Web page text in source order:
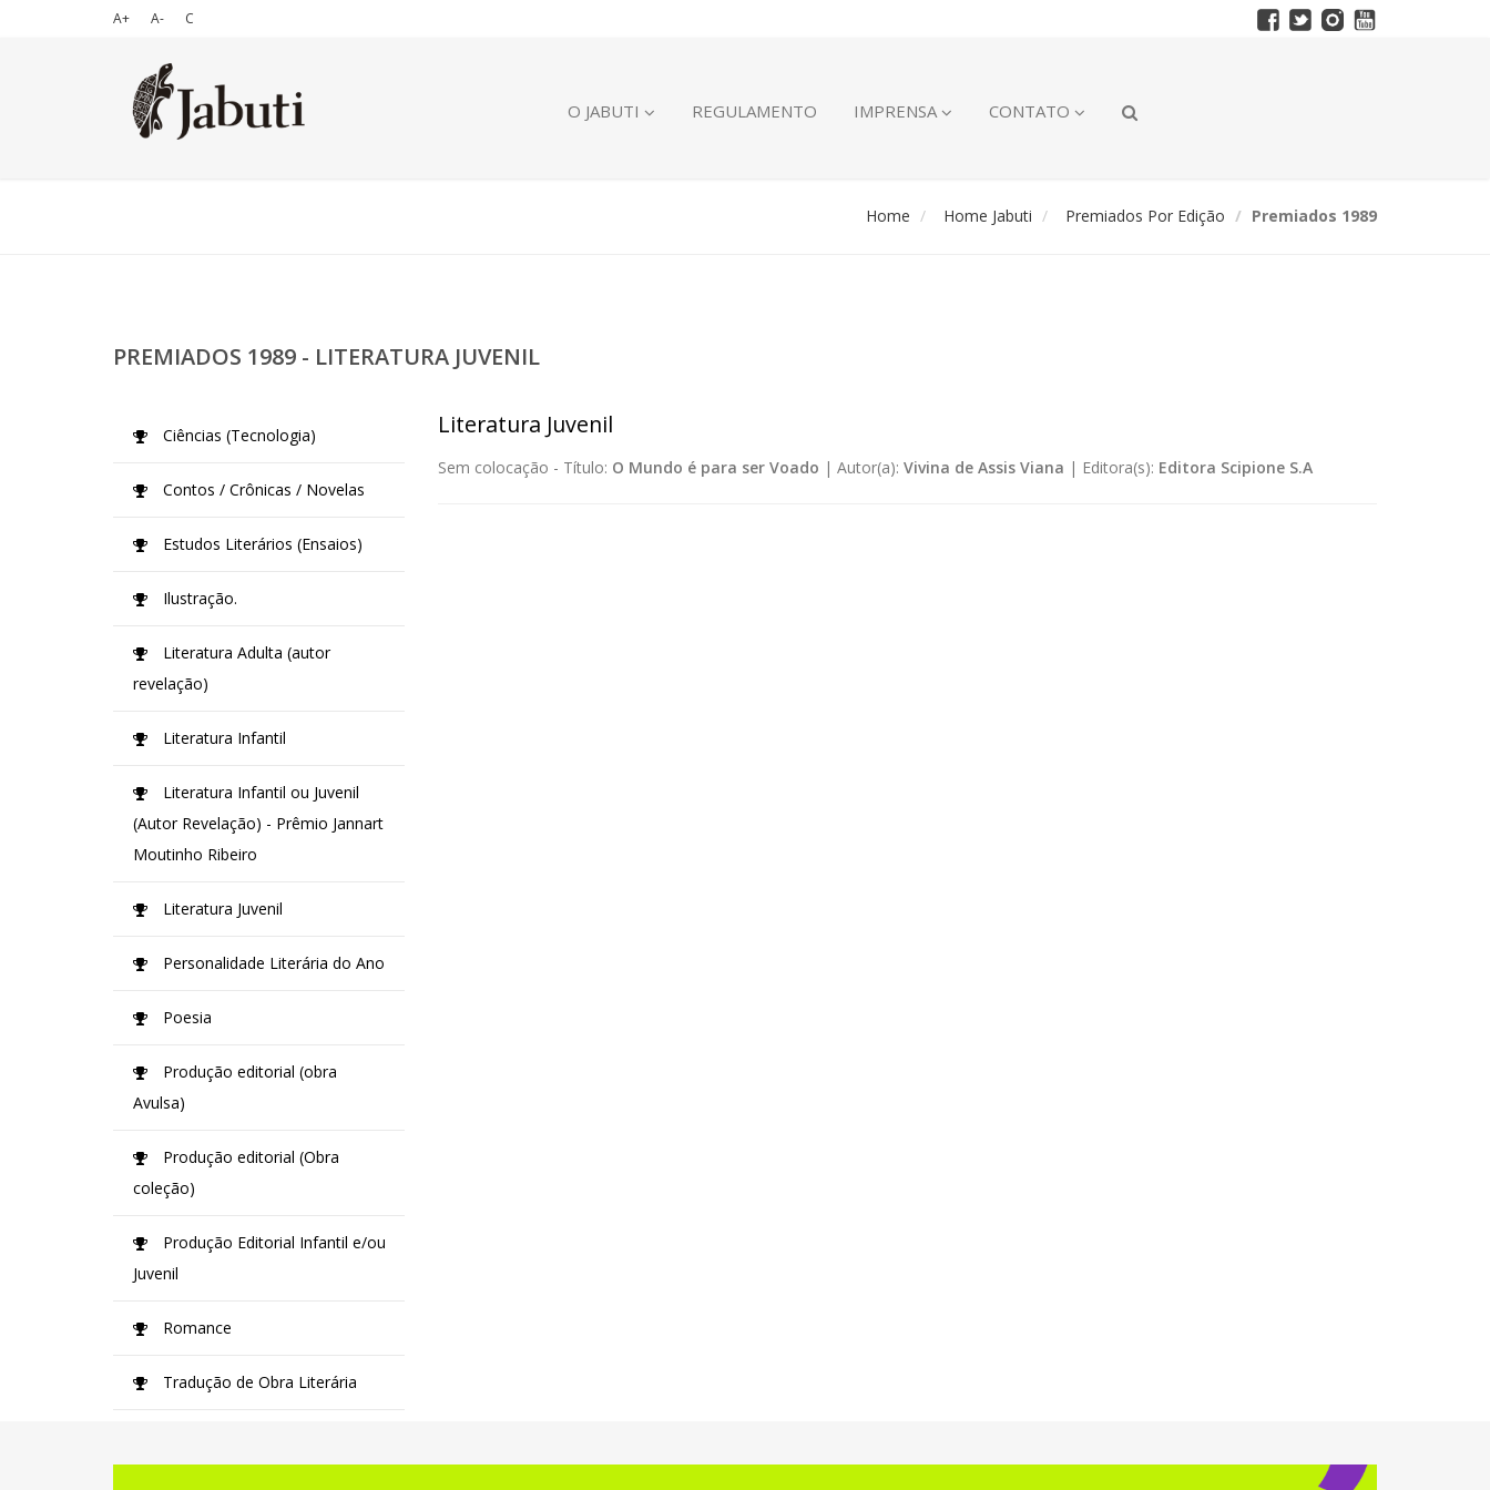
A+ A- C
O JABUTI REGULAMENTO IMPRENSA CONTATO
Home Home Jabuti Premiados Por Edição Premiados 1989
PREMIADOS 1989 - LITERATURA JUVENIL
Literatura Juvenil
Sem colocação - Título: O Mundo é para ser Voado | Autor(a): Vivina de Assis Viana | Editora(s): Editora Scipione S.A
Ciências (Tecnologia)
Contos / Crônicas / Novelas
Estudos Literários (Ensaios)
Ilustração.
Literatura Adulta (autor
revelação)
Literatura Infantil
Literatura Infantil ou Juvenil
(Autor Revelação) - Prêmio Jannart
Moutinho Ribeiro
Literatura Juvenil
Personalidade Literária do Ano
Poesia
Produção editorial (obra
Avulsa)
Produção editorial (Obra
coleção)
Produção Editorial Infantil e/ou
Juvenil
Romance
Tradução de Obra Literária